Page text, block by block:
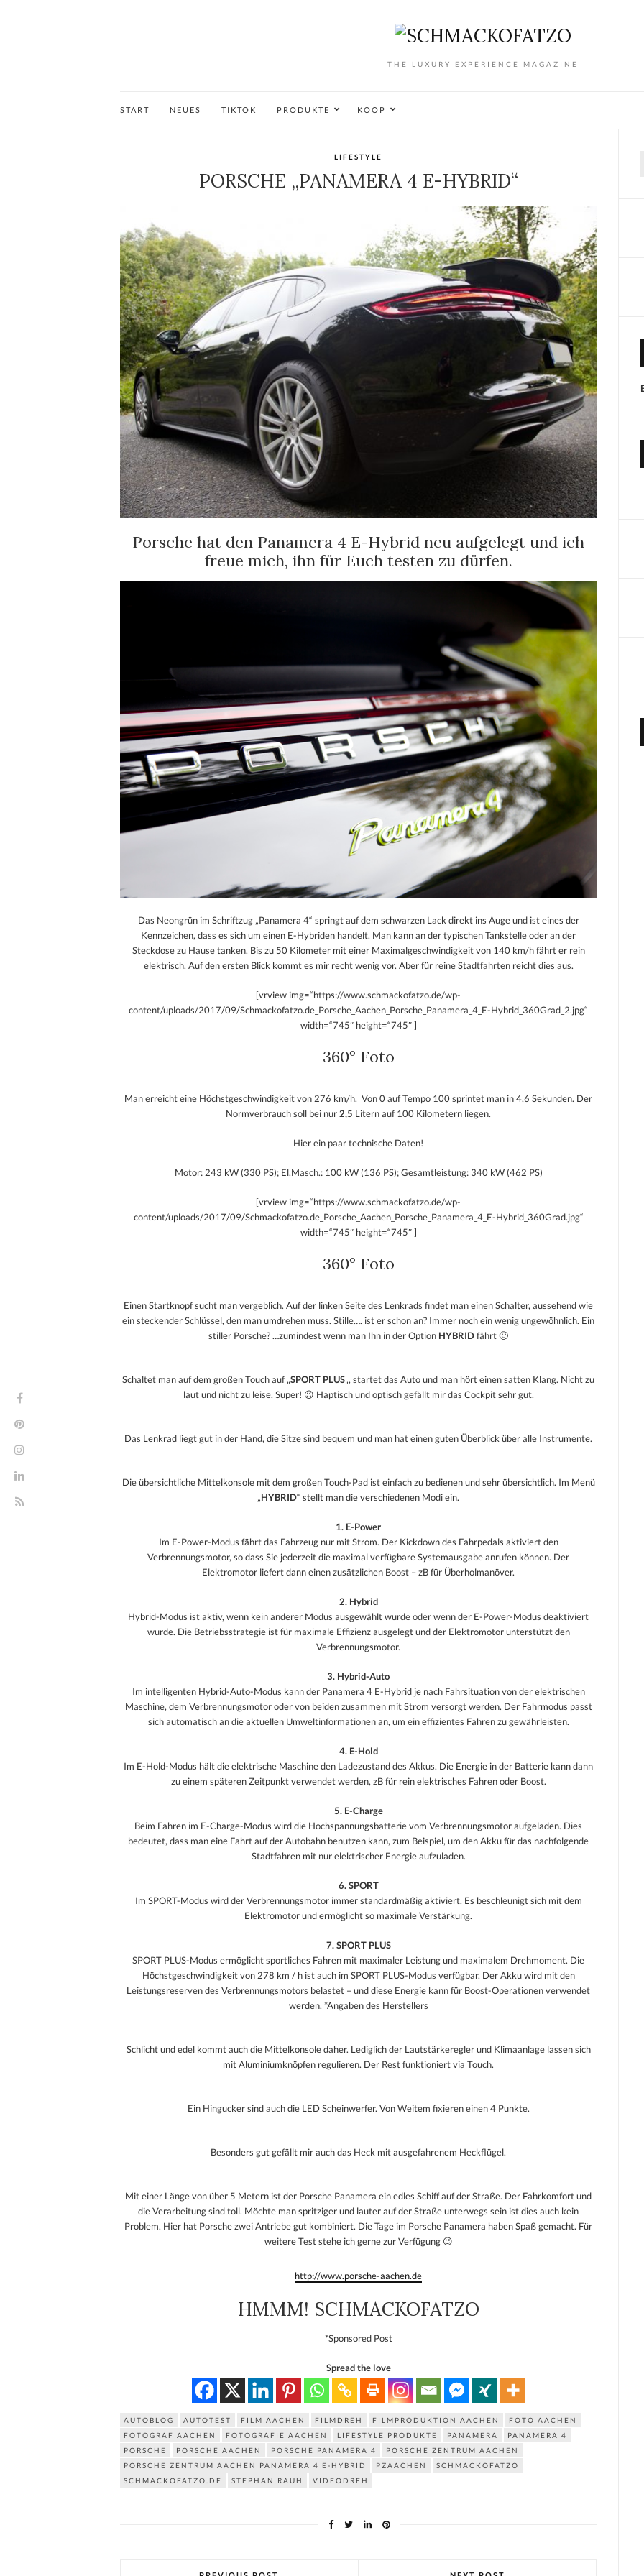
THE LUXURY EXPERIENCE MAGAZINE
START NEUES TIKTOK PRODUKTE KOOP
LIFESTYLE
PORSCHE „PANAMERA 4 E-HYBRID“
Porsche hat den Panamera 4 E-Hybrid neu aufgelegt und ich
freue mich, ihn für Euch testen zu dürfen.
Das Neongrün im Schriftzug „Panamera 4“ springt auf dem schwarzen Lack direkt ins Auge und ist eines der
Kennzeichen, dass es sich um einen E-Hybriden handelt. Man kann an der typischen Tankstelle oder an der
Steckdose zu Hause tanken. Bis zu 50 Kilometer mit einer Maximalgeschwindigkeit von 140 km/h fährt er rein
elektrisch. Auf den ersten Blick kommt es mir recht wenig vor. Aber für reine Stadtfahrten reicht dies aus.
[vrview img=“https://www.schmackofatzo.de/wp-
content/uploads/2017/09/Schmackofatzo.de_Porsche_Aachen_Porsche_Panamera_4_E-Hybrid_360Grad_2.jpg“
width=“745″ height=“745″ ]
360° Foto
Man erreicht eine Höchstgeschwindigkeit von 276 km/h. Von 0 auf Tempo 100 sprintet man in 4,6 Sekunden. Der
Normverbrauch soll bei nur2,5 Litern auf 100 Kilometern liegen.
Hier ein paar technische Daten!
Motor: 243 kW (330 PS); El.Masch.: 100 kW (136 PS); Gesamtleistung: 340 kW (462 PS)
[vrview img=“https://www.schmackofatzo.de/wp-
content/uploads/2017/09/Schmackofatzo.de_Porsche_Aachen_Porsche_Panamera_4_E-Hybrid_360Grad.jpg“
width=“745″ height=“745″ ]
360° Foto
Einen Startknopf sucht man vergeblich. Auf der linken Seite des Lenkrads findet man einen Schalter, aussehend wie
ein steckender Schlüssel, den man umdrehen muss. Stille…. ist er schon an? Immer noch ein wenig ungewöhnlich. Ein
stiller Porsche? …zumindest wenn man Ihn in der Option HYBRIDfährt 🙂
Schaltet man auf dem großen Touch auf „SPORT PLUS„, startet das Auto und man hört einen satten Klang. Nicht zu
laut und nicht zu leise. Super! 😉 Haptisch und optisch gefällt mir das Cockpit sehr gut.
Das Lenkrad liegt gut in der Hand, die Sitze sind bequem und man hat einen guten Überblick über alle Instrumente.
Die übersichtliche Mittelkonsole mit dem großen Touch-Pad ist einfach zu bedienen und sehr übersichtlich. Im Menü
„HYBRID“ stellt man die verschiedenen Modi ein.
1. E-Power
Im E-Power-Modus fährt das Fahrzeug nur mit Strom. Der Kickdown des Fahrpedals aktiviert den
Verbrennungsmotor, so dass Sie jederzeit die maximal verfügbare Systemausgabe anrufen können. Der
Elektromotor liefert dann einen zusätzlichen Boost – zB für Überholmanöver.
2. Hybrid
Hybrid-Modus ist aktiv, wenn kein anderer Modus ausgewählt wurde oder wenn der E-Power-Modus deaktiviert
wurde. Die Betriebsstrategie ist für maximale Effizienz ausgelegt und der Elektromotor unterstützt den
Verbrennungsmotor.
3. Hybrid-Auto
Im intelligenten Hybrid-Auto-Modus kann der Panamera 4 E-Hybrid je nach Fahrsituation von der elektrischen
Maschine, dem Verbrennungsmotor oder von beiden zusammen mit Strom versorgt werden. Der Fahrmodus passt
sich automatisch an die aktuellen Umweltinformationen an, um ein effizientes Fahren zu gewährleisten.
4. E-Hold
Im E-Hold-Modus hält die elektrische Maschine den Ladezustand des Akkus. Die Energie in der Batterie kann dann
zu einem späteren Zeitpunkt verwendet werden, zB für rein elektrisches Fahren oder Boost.
5. E-Charge
Beim Fahren im E-Charge-Modus wird die Hochspannungsbatterie vom Verbrennungsmotor aufgeladen. Dies
bedeutet, dass man eine Fahrt auf der Autobahn benutzen kann, zum Beispiel, um den Akku für das nachfolgende
Stadtfahren mit nur elektrischer Energie aufzuladen.
6. SPORT
Im SPORT-Modus wird der Verbrennungsmotor immer standardmäßig aktiviert. Es beschleunigt sich mit dem
Elektromotor und ermöglicht so maximale Verstärkung.
7. SPORT PLUS
SPORT PLUS-Modus ermöglicht sportliches Fahren mit maximaler Leistung und maximalem Drehmoment. Die
Höchstgeschwindigkeit von 278 km / h ist auch im SPORT PLUS-Modus verfügbar. Der Akku wird mit den
Leistungsreserven des Verbrennungsmotors belastet – und diese Energie kann für Boost-Operationen verwendet
werden. *Angaben des Herstellers
Schlicht und edel kommt auch die Mittelkonsole daher. Lediglich der Lautstärkeregler und Klimaanlage lassen sich
mit Aluminiumknöpfen regulieren. Der Rest funktioniert via Touch.
Ein Hingucker sind auch die LED Scheinwerfer. Von Weitem fixieren einen 4 Punkte.
Besonders gut gefällt mir auch das Heck mit ausgefahrenem Heckflügel.
Mit einer Länge von über 5 Metern ist der Porsche Panamera ein edles Schiff auf der Straße. Der Fahrkomfort und
die Verarbeitung sind toll. Möchte man spritziger und lauter auf der Straße unterwegs sein ist dies auch kein
Problem. Hier hat Porsche zwei Antriebe gut kombiniert. Die Tage im Porsche Panamera haben Spaß gemacht. Für
weitere Test stehe ich gerne zur Verfügung 😉
http://www.porsche-aachen.de
HMMM! SCHMACKOFATZO
*Sponsored Post
Spread the love
AUTOBLOG AUTOTEST FILM AACHEN FILMDREH FILMPRODUKTION AACHEN
FOTO AACHEN
FOTOGRAF AACHEN
FOTOGRAFIE AACHEN LIFESTYLE PRODUKTE PANAMERA
PANAMERA 4
PORSCHE
PORSCHE AACHEN PORSCHE PANAMERA 4
PORSCHE ZENTRUM AACHEN
PORSCHE ZENTRUM AACHEN PANAMERA 4 E-HYBRID
PZAACHEN
SCHMACKOFATZO
SCHMACKOFATZO.DE
STEPHAN RAUH VIDEODREH